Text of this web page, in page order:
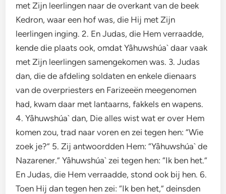
met Zijn leerlingen naar de overkant van de beek
Kedron, waar een hof was, die Hij met Zijn
leerlingen inging. 2. En Judas, die Hem verraadde,
kende die plaats ook, omdat Yâhuwshúa` daar vaak
met Zijn leerlingen samengekomen was. 3. Judas
dan, die de afdeling soldaten en enkele dienaars
van de overpriesters en Farizeeën meegenomen
had, kwam daar met lantaarns, fakkels en wapens.
4. Yâhuwshúa` dan, Die alles wist wat er over Hem
komen zou, trad naar voren en zei tegen hen: “Wie
zoek je?” 5. Zij antwoordden Hem: “Yâhuwshúa` de
Nazarener.” Yâhuwshúa` zei tegen hen: “Ik ben het.”
En Judas, die Hem verraadde, stond ook bij hen. 6.
Toen Hij dan tegen hen zei: “Ik ben het,” deinsden